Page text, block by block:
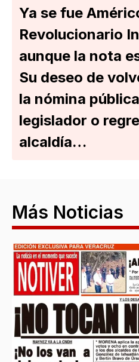
Ya se fue
Revolucionario
aunque la nota
Su deseo de
la nómina
legislador o
alcaldía…
Más Noticias